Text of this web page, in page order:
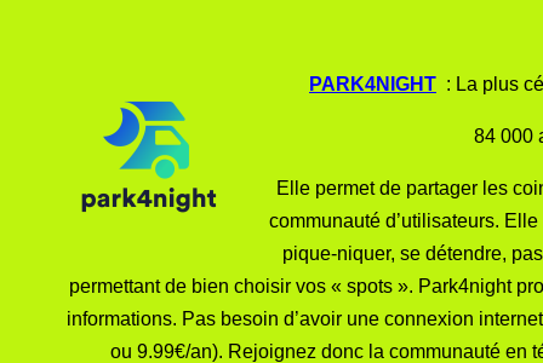
PARK4NIGHT : La plus
84 000 aires
Elle permet de partager les
communauté d’utilisateurs.
pique-niquer, se détendre,
permettant de bien choisir vos « spots ». Park4night
informations. Pas besoin d’avoir une connexion
ou 9.99€/an). Rejoignez donc la communauté en